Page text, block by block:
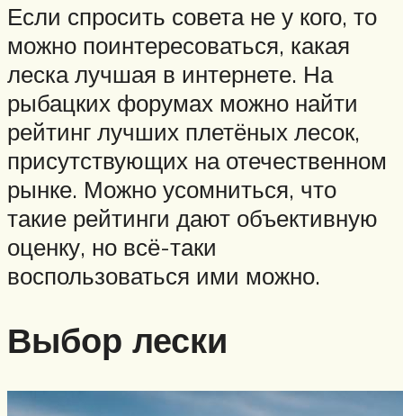
Если спросить совета не у кого, то
можно поинтересоваться, какая
леска лучшая в интернете. На
рыбацких форумах можно найти
рейтинг лучших плетёных лесок,
присутствующих на отечественном
рынке. Можно усомниться, что
такие рейтинги дают объективную
оценку, но всё-таки
воспользоваться ими можно.
Выбор лески